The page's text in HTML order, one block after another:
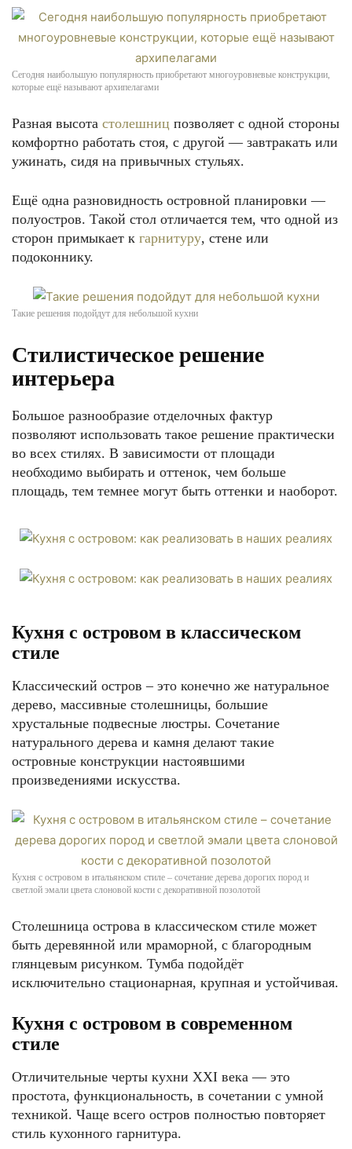
Сегодня наибольшую популярность приобретают многоуровневые конструкции,
которые ещё называют архипелагами
Разная высота столешниц позволяет с одной стороны
комфортно работать стоя, с другой — завтракать или
ужинать, сидя на привычных стульях.
Ещё одна разновидность островной планировки —
полуостров. Такой стол отличается тем, что одной из
сторон примыкает к гарнитуру, стене или
подоконнику.
Такие решения подойдут для небольшой кухни
Стилистическое решение
интерьера
Большое разнообразие отделочных фактур
позволяют использовать такое решение практически
во всех стилях. В зависимости от площади
необходимо выбирать и оттенок, чем больше
площадь, тем темнее могут быть оттенки и наоборот.
Кухня с островом в классическом
стиле
Классический остров – это конечно же натуральное
дерево, массивные столешницы, большие
хрустальные подвесные люстры. Сочетание
натурального дерева и камня делают такие
островные конструкции настоявшими
произведениями искусства.
Кухня с островом в итальянском стиле – сочетание дерева дорогих пород и
светлой эмали цвета слоновой кости с декоративной позолотой
Столешница острова в классическом стиле может
быть деревянной или мраморной, с благородным
глянцевым рисунком. Тумба подойдёт
исключительно стационарная, крупная и устойчивая.
Кухня с островом в современном
стиле
Отличительные черты кухни ХХI века — это
простота, функциональность, в сочетании с умной
техникой. Чаще всего остров полностью повторяет
стиль кухонного гарнитура.